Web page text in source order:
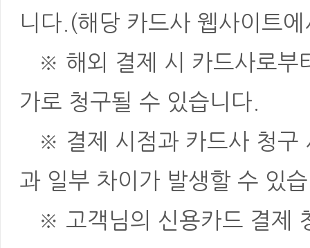
니다.(해당 카드사 웹사이트
※ 해외 결제 시 카드사로부
가로 청구될 수 있습니다.
※ 결제 시점과 카드사 청구
과 일부 차이가 발생할 수 있
※ 고객님의 신용카드 결제